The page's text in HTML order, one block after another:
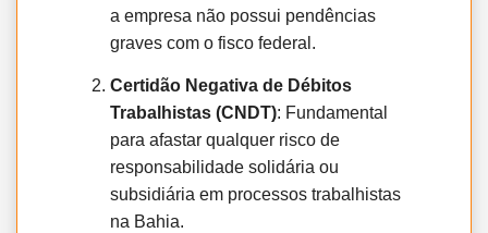
a empresa não possui pendências
graves com o fisco federal.
Certidão Negativa de Débitos
Trabalhistas (CNDT): Fundamental
para afastar qualquer risco de
responsabilidade solidária ou
subsidiária em processos trabalhistas
na Bahia.